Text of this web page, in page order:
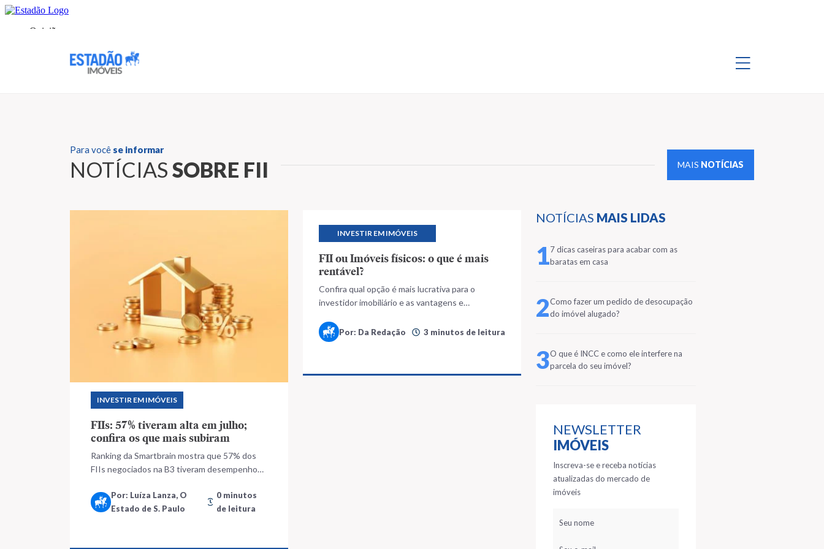
Para você se informar
NOTÍCIASSOBRE FII MAIS NOTÍCIAS
NOTÍCIAS MAIS LIDAS
17 dicas caseiras para acabar com as
baratas em casa
2Como fazer um pedido de desocupação
do imóvel alugado?
3O que é INCC e como ele interfere na
parcela do seu imóvel?
NEWSLETTER
IMÓVEIS
Inscreva-se e receba notícias
atualizadas do mercado de
imóveis
INVESTIR EM IMÓVEIS
FIIs: 57% tiveram alta em julho;
confira os que mais subiram
Ranking da Smartbrain mostra que 57% dos
FIIs negociados na B3 tiveram desempenho
Por: Luíza Lanza, O
Estado de S. Paulo
0 minutos
de leitura
INVESTIR EM IMÓVEIS
FII ou Imóveis físicos: o que é mais
rentável?
Confira qual opção é mais lucrativa para o
investidor imobiliário e as vantagens e
Por: Da Redação 3 minutos de leitura